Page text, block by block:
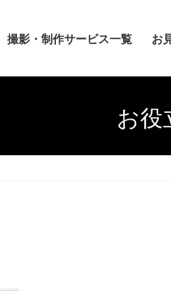
撮影・制作サービス一覧 お
お役